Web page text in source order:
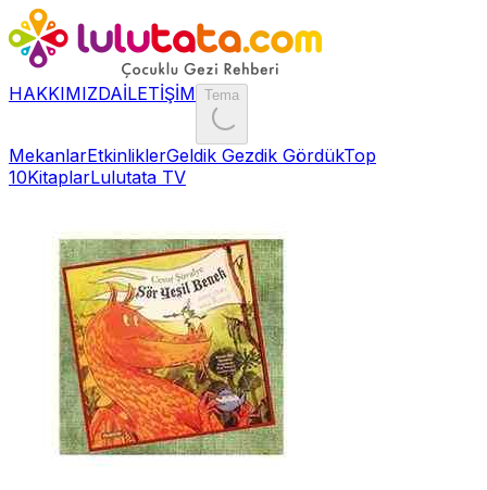
HAKKIMIZDAİLETİŞİM Tema
MekanlarEtkinliklerGeldik Gezdik GördükTop
10KitaplarLulutata TV